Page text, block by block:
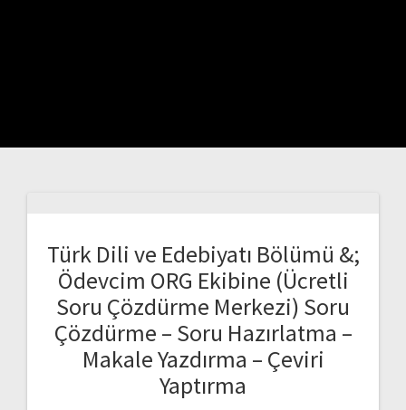
Türk Dili ve Edebiyatı Bölümü &;
Ödevcim ORG Ekibine (Ücretli
Soru Çözdürme Merkezi) Soru
Çözdürme – Soru Hazırlatma –
Makale Yazdırma – Çeviri
Yaptırma